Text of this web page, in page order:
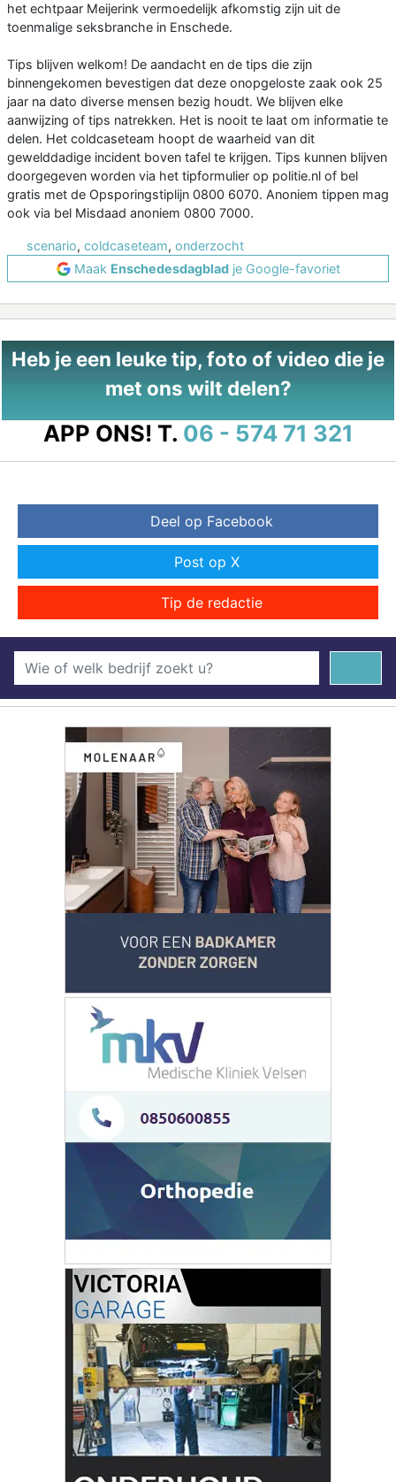
het echtpaar Meijerink vermoedelijk afkomstig zijn uit de
toenmalige seksbranche in Enschede.
Tips blijven welkom! De aandacht en de tips die zijn
binnengekomen bevestigen dat deze onopgeloste zaak ook 25
jaar na dato diverse mensen bezig houdt. We blijven elke
aanwijzing of tips natrekken. Het is nooit te laat om informatie te
delen. Het coldcaseteam hoopt de waarheid van dit
gewelddadige incident boven tafel te krijgen. Tips kunnen blijven
doorgegeven worden via het tipformulier op politie.nl of bel
gratis met de Opsporingstiplijn 0800 6070. Anoniem tippen mag
ook via bel Misdaad anoniem 0800 7000.
scenario, coldcaseteam, onderzocht
Maak Enschedesdagbladje Google-favoriet
Heb je een leuke tip, foto of video die je
met ons wilt delen?
APP ONS! T. 06 - 574 71 321
Deel op Facebook
Post op X
Tip de redactie